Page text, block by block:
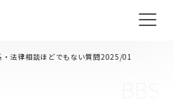
・法律相談ほどでもない質問2025/01